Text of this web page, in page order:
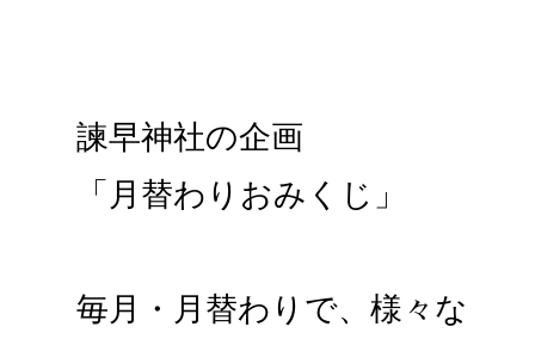
諫早神社の企画
「月替わりおみくじ」
毎月・月替わりで、様々な